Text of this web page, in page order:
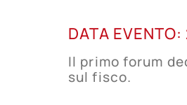
23
SET
DATA EVENTO:
Il primo forum
sul fisco.